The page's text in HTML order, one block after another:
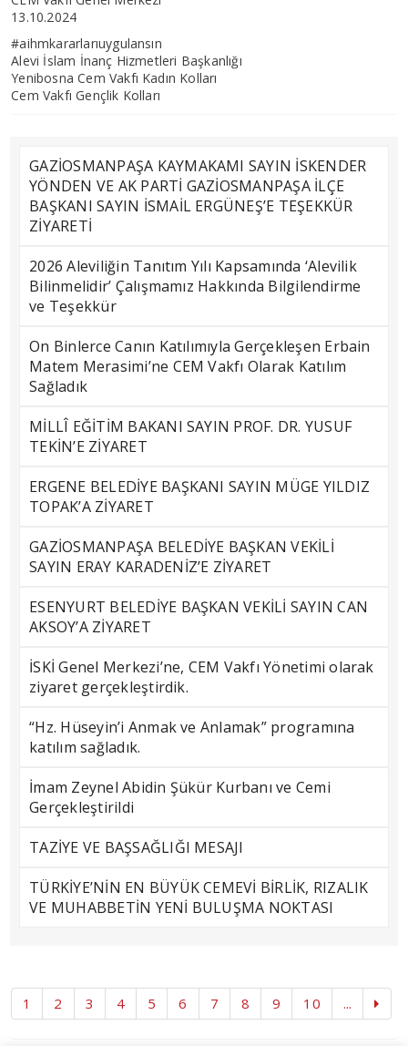
13.10.2024
#aihmkararlarıuygulansın
Alevi İslam İnanç Hizmetleri Başkanlığı
Yenibosna Cem Vakfı Kadın Kolları
Cem Vakfı Gençlik Kolları
GAZİOSMANPAŞA KAYMAKAMI SAYIN İSKENDER
YÖNDEN VE AK PARTİ GAZİOSMANPAŞA İLÇE
BAŞKANI SAYIN İSMAİL ERGÜNEŞ’E TEŞEKKÜR
ZİYARETİ
2026 Aleviliğin Tanıtım Yılı Kapsamında ‘Alevilik
Bilinmelidir’ Çalışmamız Hakkında Bilgilendirme
ve Teşekkür
On Binlerce Canın Katılımıyla Gerçekleşen Erbain
Matem Merasimi’ne CEM Vakfı Olarak Katılım
Sağladık
MİLLÎ EĞİTİM BAKANI SAYIN PROF. DR. YUSUF
TEKİN’E ZİYARET
ERGENE BELEDİYE BAŞKANI SAYIN MÜGE YILDIZ
TOPAK’A ZİYARET
GAZİOSMANPAŞA BELEDİYE BAŞKAN VEKİLİ
SAYIN ERAY KARADENİZ’E ZİYARET
ESENYURT BELEDİYE BAŞKAN VEKİLİ SAYIN CAN
AKSOY’A ZİYARET
İSKİ Genel Merkezi’ne, CEM Vakfı Yönetimi olarak
ziyaret gerçekleştirdik.
“Hz. Hüseyin’i Anmak ve Anlamak” programına
katılım sağladık.
İmam Zeynel Abidin Şükür Kurbanı ve Cemi
Gerçekleştirildi
TAZİYE VE BAŞSAĞLIĞI MESAJI
TÜRKİYE’NİN EN BÜYÜK CEMEVİ BİRLİK, RIZALIK
VE MUHABBETİN YENİ BULUŞMA NOKTASI
1 2 3 4 5 6 7 8 9 10 ...